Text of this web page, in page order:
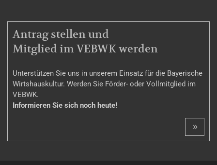
MITGLIEDSCHAFT
Antrag stellen und
Mitglied im VEBWK werden
Unterstützen Sie uns in unserem Einsatz für die Bayerische
Wirtshauskultur. Werden Sie Förder- oder Vollmitglied im
VEBWK.
Informieren Sie sich noch heute!
»